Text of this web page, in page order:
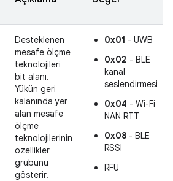
Desteklenen
mesafe ölçme
teknolojileri
bit alanı.
Yükün geri
kalanında yer
alan mesafe
ölçme
teknolojilerinin
özellikler
grubunu
gösterir.
0x01 - UWB
0x02 - BLE
kanal
seslendirmesi
0x04 - Wi-Fi
NAN RTT
0x08 - BLE
RSSI
RFU